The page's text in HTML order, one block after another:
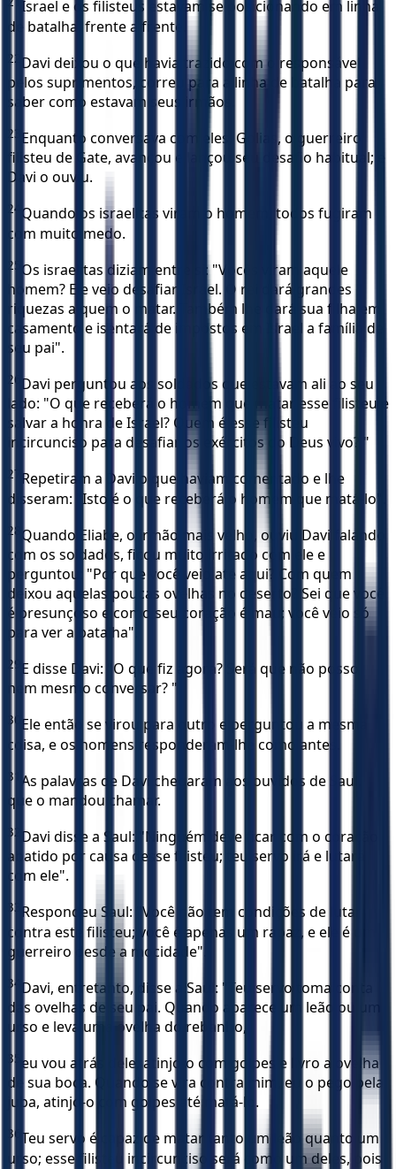
Israel e os filisteus estavam se posicionando em linha
de batalha, frente a frente.
22 Davi deixou o que havia trazido com o responsável
pelos suprimentos, correu para a linha de batalha para
saber como estavam seus irmãos.
23 Enquanto conversava com eles, Golias, o guerreiro
filisteu de Gate, avançou e lançou seu desafio habitual; e
Davi o ouviu.
24 Quando os israelitas viram o homem, todos fugiram
com muito medo.
25 Os israelitas diziam entre si: "Vocês viram aquele
homem? Ele veio desafiar Israel. O rei dará grandes
riquezas a quem o matar. Também lhe dará sua filha em
casamento e isentará de impostos em Israel a família de
seu pai".
26 Davi perguntou aos soldados que estavam ali ao seu
lado: "O que receberá o homem que matar esse filisteu e
salvar a honra de Israel? Quem é esse filisteu
incircunciso para desafiar os exércitos do Deus vivo? "
27 Repetiram a Davi o que haviam comentado e lhe
disseram: "Isto é o que receberá o homem que matá-lo".
28 Quando Eliabe, o irmão mais velho, ouviu Davi falando
com os soldados, ficou muito irritado com ele e
perguntou: "Por que você veio até aqui? Com quem
deixou aquelas poucas ovelhas no deserto? Sei que você
é presunçoso e como seu coração é mau; você veio só
para ver a batalha".
29 E disse Davi: "O que fiz agora? Será que não posso
nem mesmo conversar? "
30 Ele então se virou para outro e perguntou a mesma
coisa, e os homens responderam-lhe como antes.
31
As palavras de Davi chegaram aos ouvidos de Saul,
que o mandou chamar.
32 Davi disse a Saul: "Ninguém deve ficar com o coração
abatido por causa desse filisteu; teu servo irá e lutará
com ele".
33 Respondeu Saul: "Você não tem condições de lutar
contra este filisteu; você é apenas um rapaz, e ele é um
guerreiro desde a mocidade".
34 Davi, entretanto, disse a Saul: "Teu servo toma conta
das ovelhas de seu pai. Quando aparece um leão ou um
urso e leva uma ovelha do rebanho,
35 eu vou atrás dele, atinjo-o com golpes e livro a ovelha
de sua boca. Quando se vira contra mim, eu o pego pela
juba, atinjo-o com golpes até matá-lo.
36 Teu servo é capaz de matar tanto um leão quanto um
urso; esse filisteu incircunciso será como um deles, pois